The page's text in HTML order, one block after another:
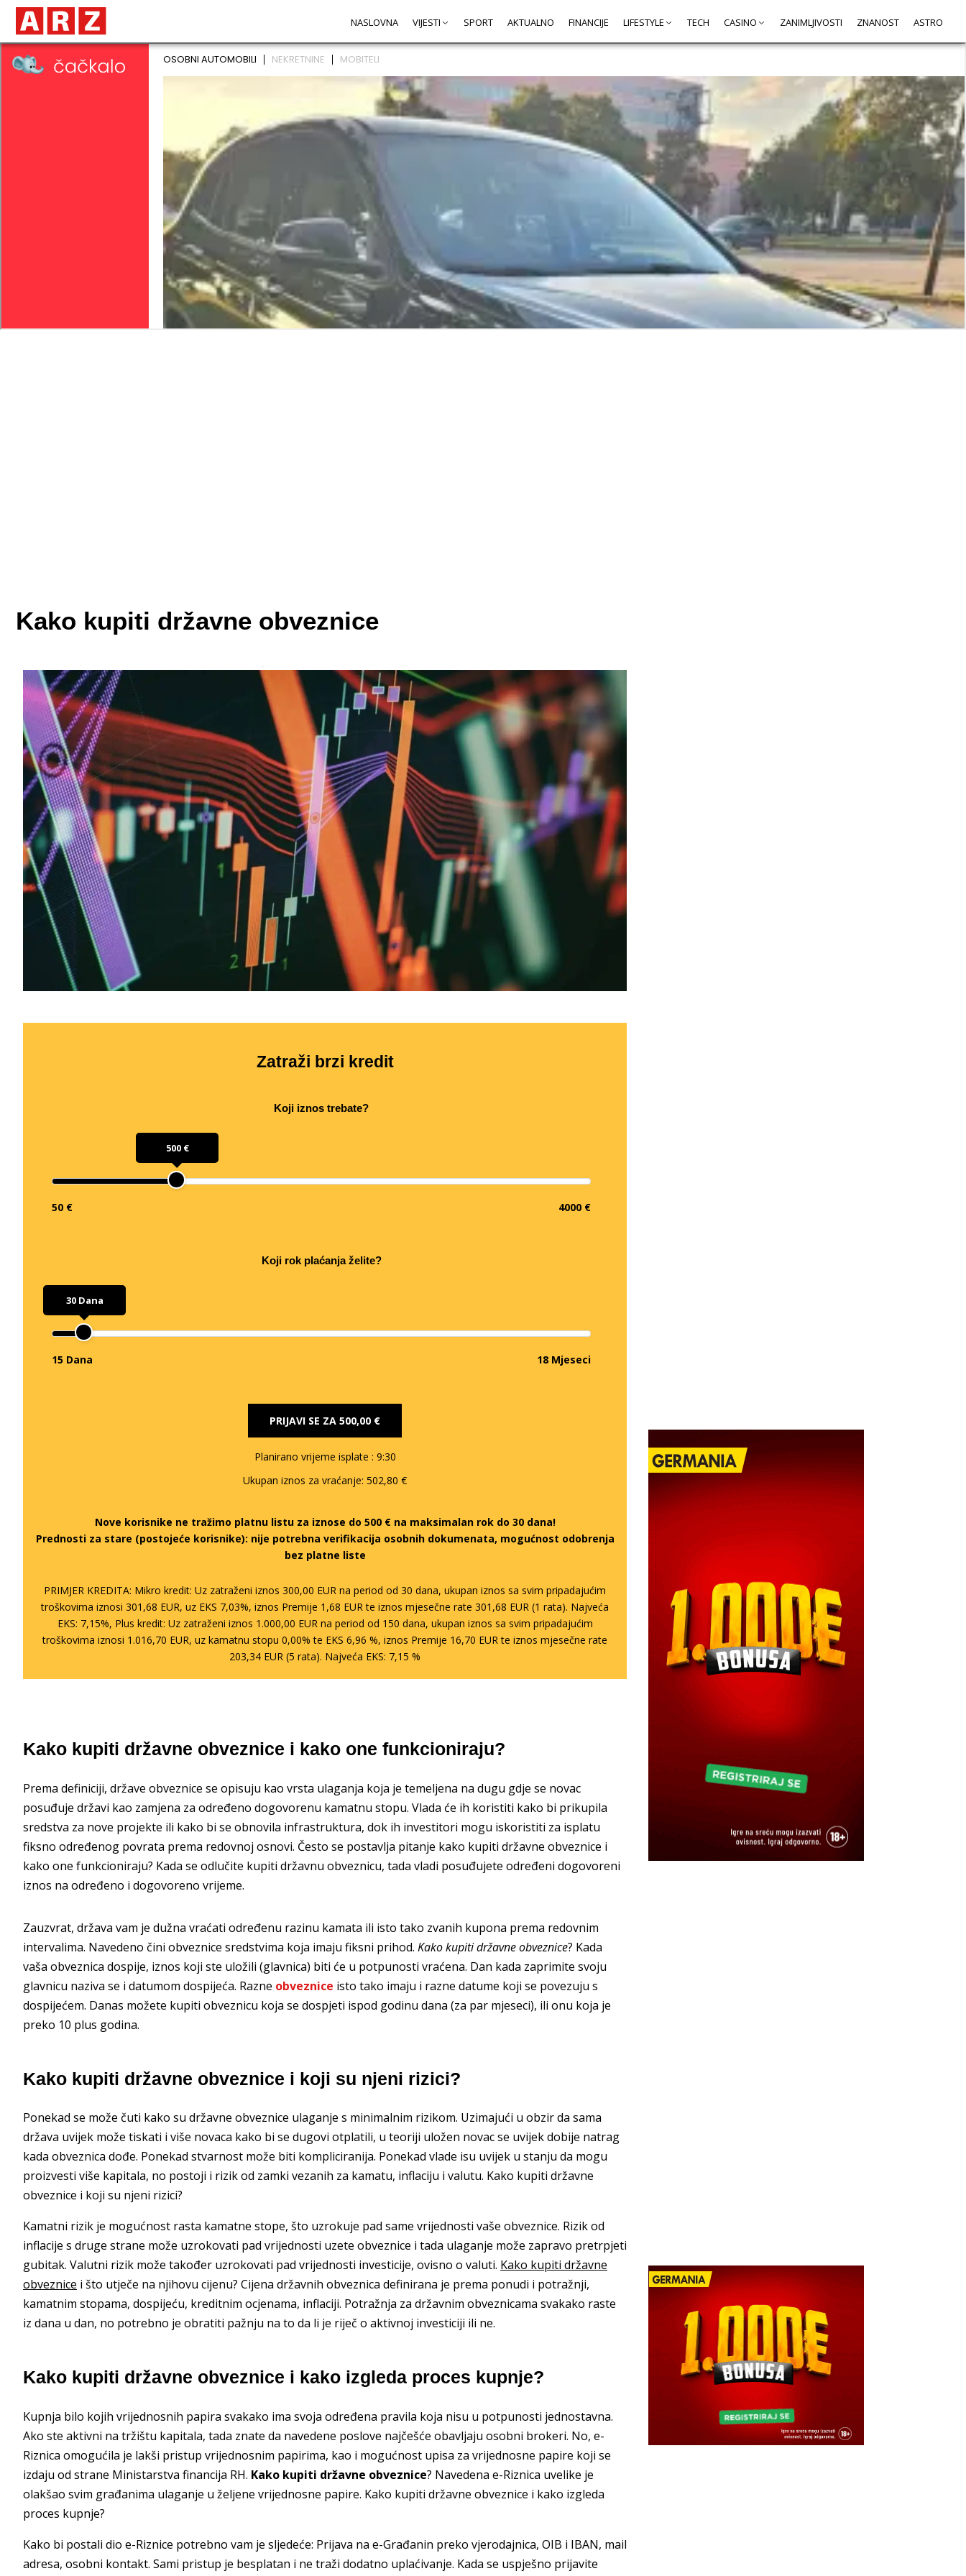
NASLOVNA VIJESTI SPORT AKTUALNO FINANCIJE LIFESTYLE TECH CASINO ZANIMLJIVOSTI ZNANOST ASTRO
Kako kupiti državne obveznice
Zatraži brzi kredit
Koji iznos trebate?
500 €
50 € 4000 €
Koji rok plaćanja želite?
30 Dana
15 Dana 18 Mjeseci
PRIJAVI SE ZA 500,00 €
Planirano vrijeme isplate : 9:30
Ukupan iznos za vraćanje: 502,80 €
Nove korisnike ne tražimo platnu listu za iznose do 500 € na maksimalan rok do 30 dana!
Prednosti za stare (postojeće korisnike): nije potrebna verifikacija osobnih dokumenata, mogućnost odobrenja
bez platne liste
PRIMJER KREDITA: Mikro kredit: Uz zatraženi iznos 300,00 EUR na period od 30 dana, ukupan iznos sa svim pripadajućim
troškovima iznosi 301,68 EUR, uz EKS 7,03%, iznos Premije 1,68 EUR te iznos mjesečne rate 301,68 EUR (1 rata). Najveća
EKS: 7,15%, Plus kredit: Uz zatraženi iznos 1.000,00 EUR na period od 150 dana, ukupan iznos sa svim pripadajućim
troškovima iznosi 1.016,70 EUR, uz kamatnu stopu 0,00% te EKS 6,96 %, iznos Premije 16,70 EUR te iznos mjesečne rate
203,34 EUR (5 rata). Najveća EKS: 7,15 %
Kako kupiti državne obveznice i kako one funkcioniraju?
Prema definiciji, države obveznice se opisuju kao vrsta ulaganja koja je temeljena na dugu gdje se novac
posuđuje državi kao zamjena za određeno dogovorenu kamatnu stopu. Vlada će ih koristiti kako bi prikupila
sredstva za nove projekte ili kako bi se obnovila infrastruktura, dok ih investitori mogu iskoristiti za isplatu
fiksno određenog povrata prema redovnoj osnovi. Često se postavlja pitanje kako kupiti državne obveznice i
kako one funkcioniraju? Kada se odlučite kupiti državnu obveznicu, tada vladi posuđujete određeni dogovoreni
iznos na određeno i dogovoreno vrijeme.
Zauzvrat, država vam je dužna vraćati određenu razinu kamata ili isto tako zvanih kupona prema redovnim
intervalima. Navedeno čini obveznice sredstvima koja imaju fiksni prihod. Kako kupiti državne obveznice? Kada
vaša obveznica dospije, iznos koji ste uložili (glavnica) biti će u potpunosti vraćena. Dan kada zaprimite svoju
glavnicu naziva se i datumom dospijeća. Razne obveznice isto tako imaju i razne datume koji se povezuju s
dospijećem. Danas možete kupiti obveznicu koja se dospjeti ispod godinu dana (za par mjeseci), ili onu koja je
preko 10 plus godina.
Kako kupiti državne obveznice i koji su njeni rizici?
Ponekad se može čuti kako su državne obveznice ulaganje s minimalnim rizikom. Uzimajući u obzir da sama
država uvijek može tiskati i više novaca kako bi se dugovi otplatili, u teoriji uložen novac se uvijek dobije natrag
kada obveznica dođe. Ponekad stvarnost može biti kompliciranija. Ponekad vlade isu uvijek u stanju da mogu
proizvesti više kapitala, no postoji i rizik od zamki vezanih za kamatu, inflaciju i valutu. Kako kupiti državne
obveznice i koji su njeni rizici?
Kamatni rizik je mogućnost rasta kamatne stope, što uzrokuje pad same vrijednosti vaše obveznice. Rizik od
inflacije s druge strane može uzrokovati pad vrijednosti uzete obveznice i tada ulaganje može zapravo pretrpjeti
gubitak. Valutni rizik može također uzrokovati pad vrijednosti investicije, ovisno o valuti. Kako kupiti državne
obveznice i što utječe na njihovu cijenu? Cijena državnih obveznica definirana je prema ponudi i potražnji,
kamatnim stopama, dospijeću, kreditnim ocjenama, inflaciji. Potražnja za državnim obveznicama svakako raste
iz dana u dan, no potrebno je obratiti pažnju na to da li je riječ o aktivnoj investiciji ili ne.
Kako kupiti državne obveznice i kako izgleda proces kupnje?
Kupnja bilo kojih vrijednosnih papira svakako ima svoja određena pravila koja nisu u potpunosti jednostavna.
Ako ste aktivni na tržištu kapitala, tada znate da navedene poslove najčešće obavljaju osobni brokeri. No, e-
Riznica omogućila je lakši pristup vrijednosnim papirima, kao i mogućnost upisa za vrijednosne papire koji se
izdaju od strane Ministarstva financija RH. Kako kupiti državne obveznice? Navedena e-Riznica uvelike je
olakšao svim građanima ulaganje u željene vrijednosne papire. Kako kupiti državne obveznice i kako izgleda
proces kupnje?
Kako bi postali dio e-Riznice potrebno vam je sljedeće: Prijava na e-Građanin preko vjerodajnica, OIB i IBAN, mail
adresa, osobni kontakt. Sami pristup je besplatan i ne traži dodatno uplaćivanje. Kada se uspješno prijavite